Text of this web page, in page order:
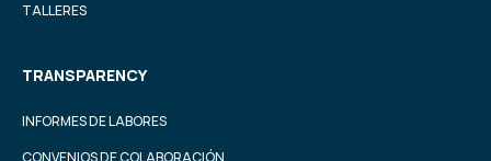
TALLERES
TRANSPARENCY
INFORMES DE LABORES